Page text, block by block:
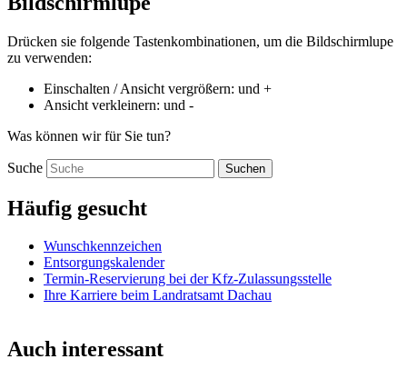
Drücken sie folgende Tastenkombinationen, um die Bildschirmlupe
zu verwenden:
Einschalten / Ansicht vergrößern: und +
Ansicht verkleinern: und -
Was können wir für Sie tun?
Suche Suchen
Häufig gesucht
Wunschkennzeichen
Entsorgungskalender
Termin-Reservierung bei der Kfz-Zulassungsstelle
Ihre Karriere beim Landratsamt Dachau
Auch interessant